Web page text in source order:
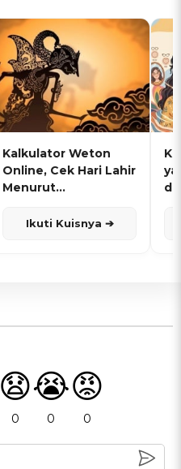
Kalkulator Weton
Online, Cek Hari Lahir
Menurut
Ikuti Kuisnya ➔
😧
0
😭
0
😡
0